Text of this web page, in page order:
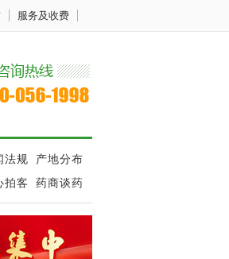
服务及收费
法规
产地分布
拍客 药商谈药